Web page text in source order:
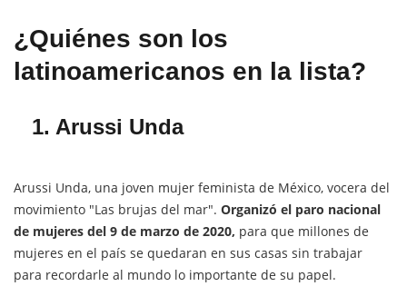
¿Quiénes son los
latinoamericanos en la lista?
1. Arussi Unda
Arussi Unda, una joven mujer feminista de México, vocera del
movimiento "Las brujas del mar". Organizó el paro nacional
de mujeres del 9 de marzo de 2020, para que millones de
mujeres en el país se quedaran en sus casas sin trabajar
para recordarle al mundo lo importante de su papel.